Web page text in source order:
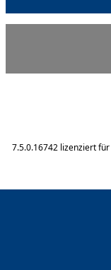
7.5.0.16742 lizenziert für